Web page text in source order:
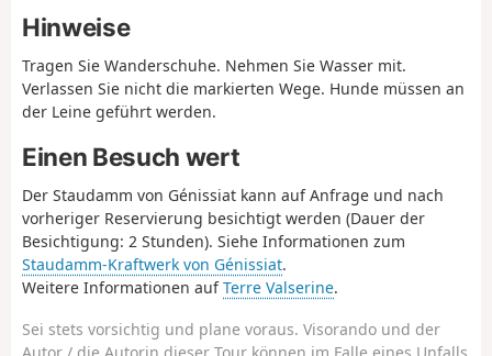
Hinweise
Tragen Sie Wanderschuhe. Nehmen Sie Wasser mit.
Verlassen Sie nicht die markierten Wege. Hunde müssen an
der Leine geführt werden.
Einen Besuch wert
Der Staudamm von Génissiat kann auf Anfrage und nach
vorheriger Reservierung besichtigt werden (Dauer der
Besichtigung: 2 Stunden). Siehe Informationen zum
Staudamm-Kraftwerk von Génissiat.
Weitere Informationen aufTerre Valserine.
Sei stets vorsichtig und plane voraus. Visorando und der